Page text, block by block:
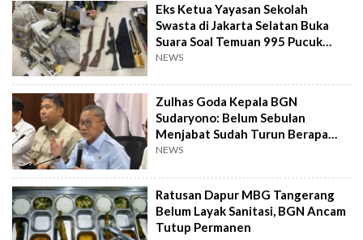
Eks Ketua Yayasan Sekolah
Swasta di Jakarta Selatan Buka
Suara Soal Temuan 995 Pucuk
Senjata Api
NEWS
Zulhas Goda Kepala BGN
Sudaryono: Belum Sebulan
Menjabat Sudah Turun Berapa
Kilo?
NEWS
Ratusan Dapur MBG Tangerang
Belum Layak Sanitasi, BGN Ancam
Tutup Permanen